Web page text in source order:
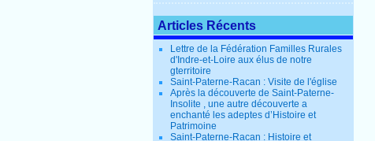
Articles Récents
Lettre de la Fédération Familles Rurales
d'Indre-et-Loire aux élus de notre
gterritoire
Saint-Paterne-Racan : Visite de l'église
Après la découverte de Saint-Paterne-
Insolite , une autre découverte a
enchanté les adeptes d’Histoire et
Patrimoine
Saint-Paterne-Racan : Histoire et